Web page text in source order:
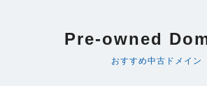
Pre-owned
おすすめ中古ドメイン